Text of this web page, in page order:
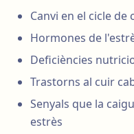
Canvi en el cicle
Hormones de
Deficiències
Trastorns al cuir
Senyals que la
estrès